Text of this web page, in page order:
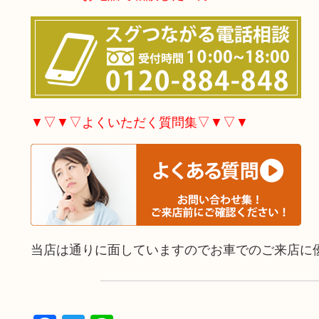
▼▽▼▽よくいただく質問集▽▼▽▼
当店は通りに面していますのでお車でのご来店に